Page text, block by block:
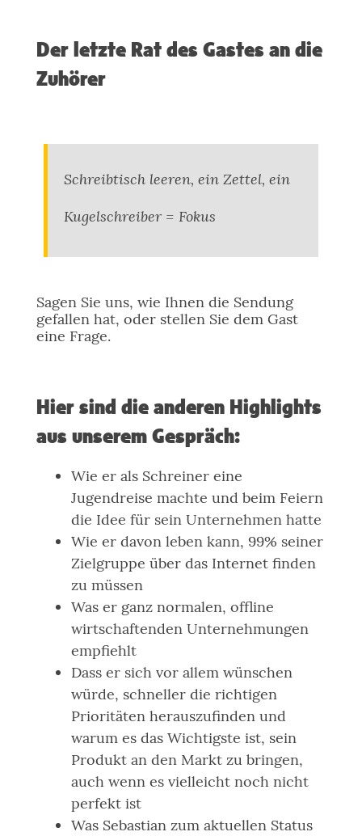
Der letzte Rat des Gastes an die
Zuhörer
Schreibtisch leeren, ein Zettel, ein
Kugelschreiber = Fokus
Sagen Sie uns, wie Ihnen die Sendung
gefallen hat, oder stellen Sie dem Gast
eine Frage.
Hier sind die anderen Highlights
aus unserem Gespräch:
Wie er als Schreiner eine
Jugendreise machte und beim Feiern
die Idee für sein Unternehmen hatte
Wie er davon leben kann, 99% seiner
Zielgruppe über das Internet finden
zu müssen
Was er ganz normalen, offline
wirtschaftenden Unternehmungen
empfiehlt
Dass er sich vor allem wünschen
würde, schneller die richtigen
Prioritäten herauszufinden und
warum es das Wichtigste ist, sein
Produkt an den Markt zu bringen,
auch wenn es vielleicht noch nicht
perfekt ist
Was Sebastian zum aktuellen Status